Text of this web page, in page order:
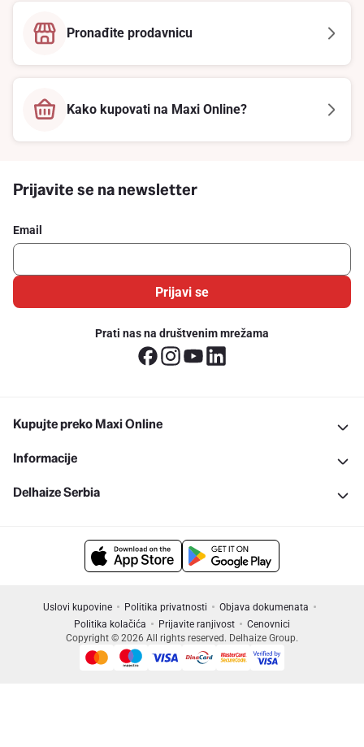
Pronađite prodavnicu
Kako kupovati na Maxi Online?
Prijavite se na newsletter
Email
Prijavi se
Prati nas na društvenim mrežama
Kupujte preko Maxi Online
Informacije
Delhaize Serbia
Uslovi kupovine Politika privatnosti
Objava dokumenata
Politika kolačića
Prijavite ranjivost
Cenovnici
Copyright © 2026 All rights reserved. Delhaize Group.